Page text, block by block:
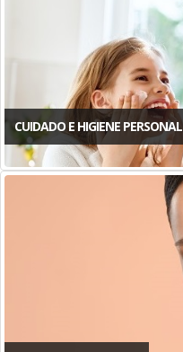
CUIDADO E HIGIENE PERSONAL
MAQUILLAJES ROSTRO